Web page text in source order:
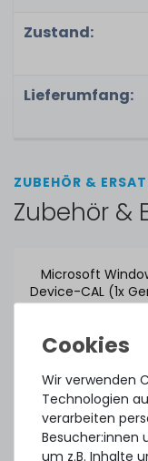
Zustand:
Lieferumfang:
ZUBEHÖR &
Zubehör &
Microsoft
Device-CAL (1x
Wir verwenden
Technologien
verarbeiten
Besucher:innen
um z.B. Inhalte